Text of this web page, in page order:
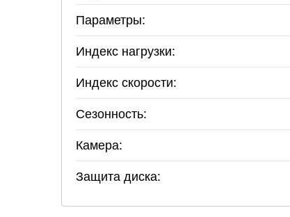
Параметры:
Индекс нагрузки:
Индекс скорости:
Сезонность:
Камера:
Защита диска: